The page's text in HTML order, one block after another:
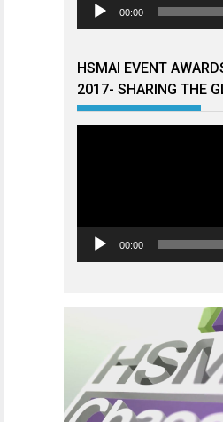
00:00
HSMAI EVENT
2017- SHARING THE
00:00